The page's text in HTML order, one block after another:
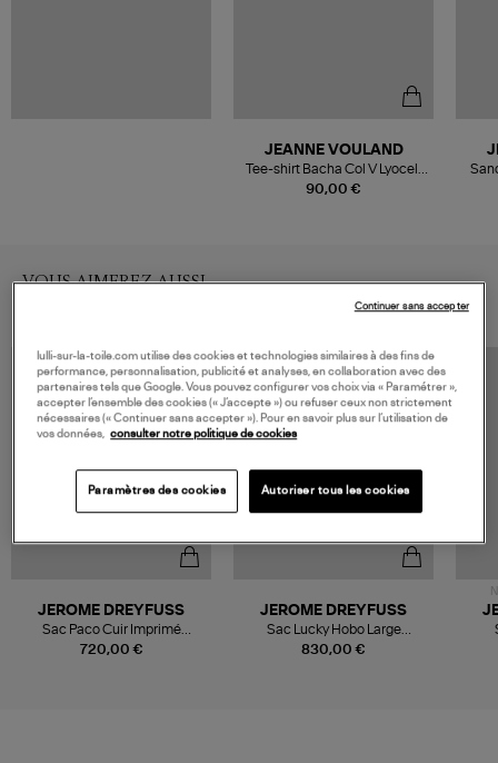
90,00 €
JEANNE VOULAND
Tee-shirt Bacha Col V Lyocell
Blanc
VOUS AIMEREZ AUSSI
720,00 €
JEROME DREYFUSS
Sac Paco Cuir Imprimé
Léopard Naturel
830,00 €
JEROME DREYFUSS
Sac Lucky Hobo Large
Caramel
lulli-sur-la-toile.com utilise des cookies et technologies similaires à des fins de
performance, personnalisation, publicité et analyses, en collaboration avec des
partenaires tels que Google. Vous pouvez configurer vos choix via « Paramétrer »,
accepter l’ensemble des cookies (« J’accepte ») ou refuser ceux non strictement
nécessaires (« Continuer sans accepter »). Pour en savoir plus sur l’utilisation de
vos données, consulter notre politique de cookies
Paramètres des cookies Autoriser tous les cookies
Continuer sans accepter